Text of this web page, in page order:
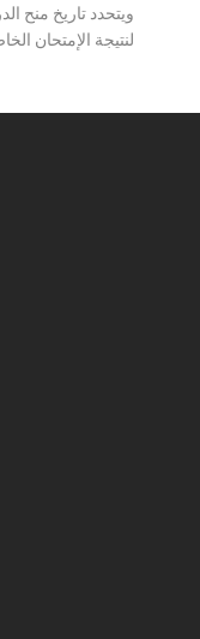
ويتحدد تاريخ منح
لنتيجة الإمتحان